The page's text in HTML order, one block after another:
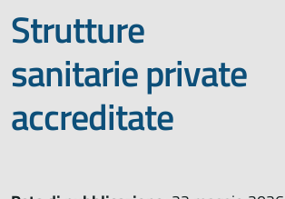
Strutture
sanitarie private
accreditate